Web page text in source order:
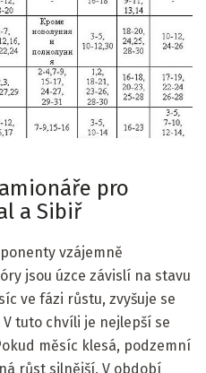
pro
a Sibiř
vzájemně
jsou úzce závislí na stavu
ve fázi růstu, zvyšuje se
tuto chvíli je nejlepší se
měsíc klesá, podzemní
růst silnější. V období